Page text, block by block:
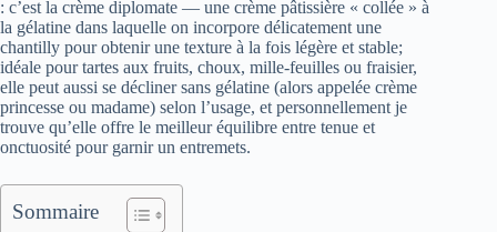
: c’est la crème diplomate — une crème pâtissière « collée » à
la gélatine dans laquelle on incorpore délicatement une
chantilly pour obtenir une texture à la fois légère et stable;
idéale pour tartes aux fruits, choux, mille‑feuilles ou fraisier,
elle peut aussi se décliner sans gélatine (alors appelée crème
princesse ou madame) selon l’usage, et personnellement je
trouve qu’elle offre le meilleur équilibre entre tenue et
onctuosité pour garnir un entremets.
Sommaire